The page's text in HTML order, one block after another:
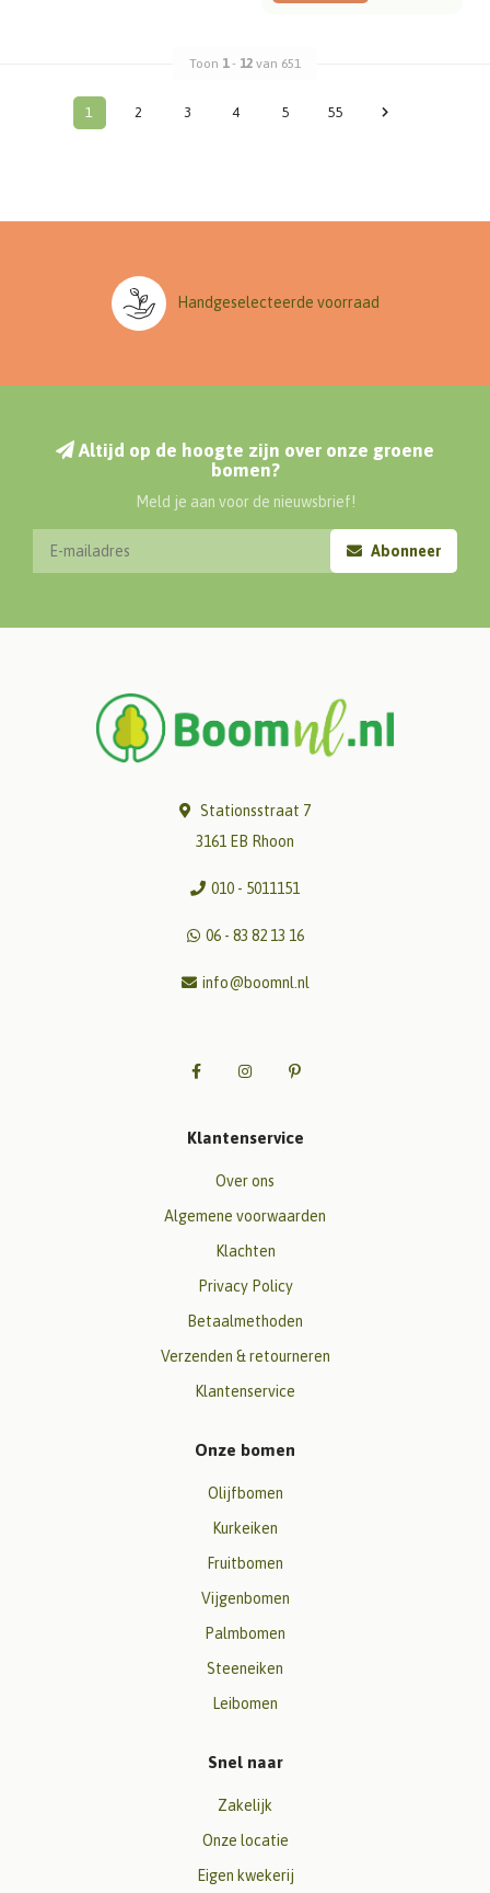
Toon 1- 12 van 651
1 2 3 4 5 55
Handgeselecteerde voorraad
Altijd op de hoogte zijn over onze groene
bomen?
Meld je aan voor de nieuwsbrief!
Abonneer
Stationsstraat 7
3161 EB Rhoon
010 - 5011151
06 - 83 82 13 16
info@boomnl.nl
Klantenservice
Over ons
Algemene voorwaarden
Klachten
Privacy Policy
Betaalmethoden
Verzenden & retourneren
Klantenservice
Onze bomen
Olijfbomen
Kurkeiken
Fruitbomen
Vijgenbomen
Palmbomen
Steeneiken
Leibomen
Snel naar
Zakelijk
Onze locatie
Eigen kwekerij